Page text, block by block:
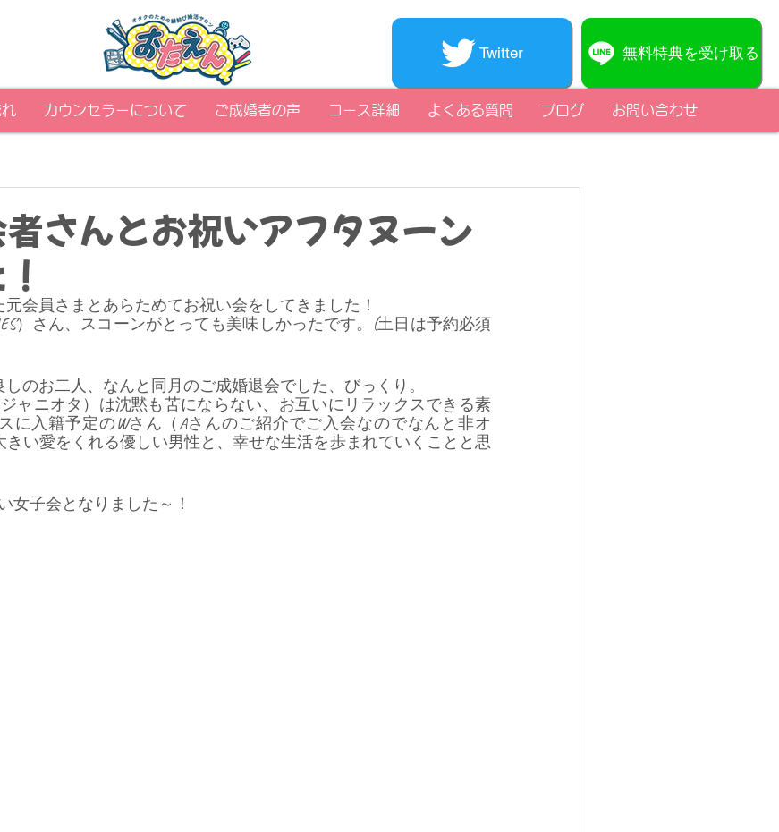
無料特典を受け取る
Twitter
カウンセラーについて ご成婚者の声 コース詳細 よくある質問 ブログ お問い合わせ
さんとお祝いアフタヌーン
会員さまとあらためてお祝い会をしてきました！
）さん、スコーンがとっても美味しかったです。(土日は予約必須
のお二人、なんと同月のご成婚退会でした、びっくり。
ャニオタ）は沈黙も苦にならない、お互いにリラックスできる素
に入籍予定のWさん（Aさんのご紹介でご入会なのでなんと非オ
きい愛をくれる優しい男性と、幸せな生活を歩まれていくことと思
女子会となりました～！